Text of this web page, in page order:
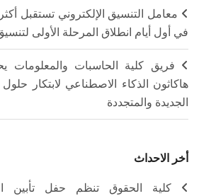
في أول أيام انطلاق المرحلة الأولى
فريق كلية الحاسبات والمعلومات
هاكاثون الذكاء الاصطناعي لابتكار
الجديدة والمتجددة
أخر الاحداث
كلية الحقوق تنظم حفل تأبين